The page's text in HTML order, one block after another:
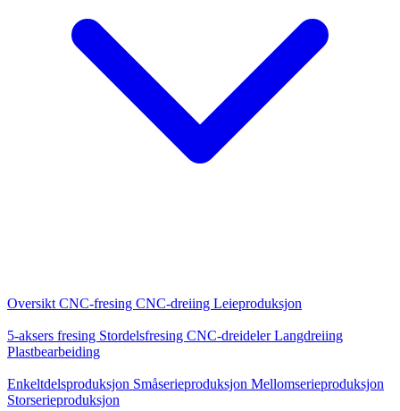
Oversikt CNC-fresing CNC-dreiing Leieproduksjon
5-aksers fresing Stordelsfresing CNC-dreidelerLangdreiing
Plastbearbeiding
Enkeltdelsproduksjon Småserieproduksjon Mellomserieproduksjon
Storserieproduksjon